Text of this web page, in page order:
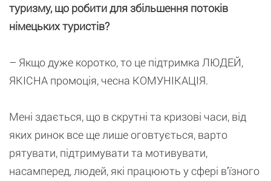
туризму, що робити для збільшення потоків
німецьких туристів?
– Якщо дуже коротко, то це підтримка ЛЮДЕЙ,
ЯКІСНА промоція, чесна КОМУНІКАЦІЯ.
Мені здається, що в скрутні та кризові часи, від
яких ринок все ще лише оговтується, варто
рятувати, підтримувати та мотивувати,
насамперед,людей, які працюють у сфері в’їзного